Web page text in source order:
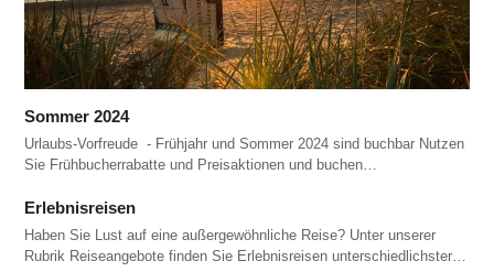
Sommer 2024
Urlaubs-Vorfreude - Frühjahr und Sommer 2024 sind buchbar Nutzen
Sie Frühbucherrabatte und Preisaktionen und buchen…
Erlebnisreisen
Haben Sie Lust auf eine außergewöhnliche Reise? Unter unserer
Rubrik Reiseangebote finden Sie Erlebnisreisen unterschiedlichster…